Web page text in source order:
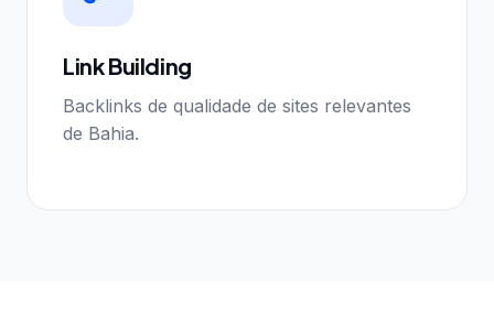
Link Building
Backlinks de qualidade de sites relevantes
de Bahia.